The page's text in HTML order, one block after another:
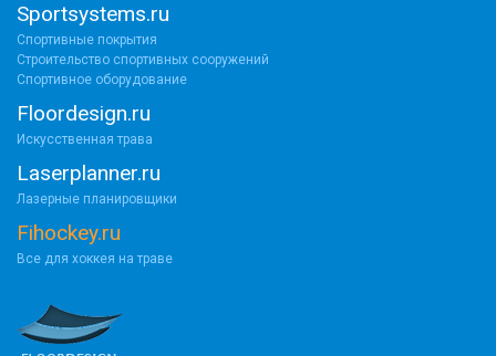
Sportsystems.ru
Спортивные покрытия
Строительство спортивных сооружений
Спортивное оборудование
Floordesign.ru
Искусственная трава
Laserplanner.ru
Лазерные планировщики
Fihockey.ru
Все для хоккея на траве